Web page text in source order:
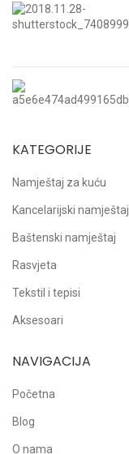
KATEGORIJE
Namještaj za kuću
Kancelarijski namještaj
Baštenski namještaj
Rasvjeta
Tekstil i tepisi
Aksesoari
NAVIGACIJA
Početna
Blog
O nama